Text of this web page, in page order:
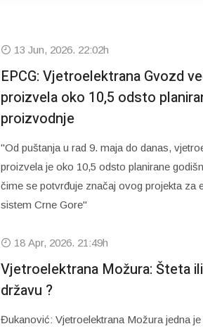
13 Jun, 2026. 22:02h
EPCG: Vjetroelektrana Gvozd
proizvela oko 10,5 odsto
proizvodnje
"Od puštanja u rad 9. maja do danas,
proizvela je oko 10,5 odsto planirane
čime se potvrđuje značaj ovog projekta za
sistem Crne Gore"
18 Apr, 2026. 21:49h
Vjetroelektrana Možura: Šteta
državu ?
Đukanović: Vjetroelektrana Možura jedna je